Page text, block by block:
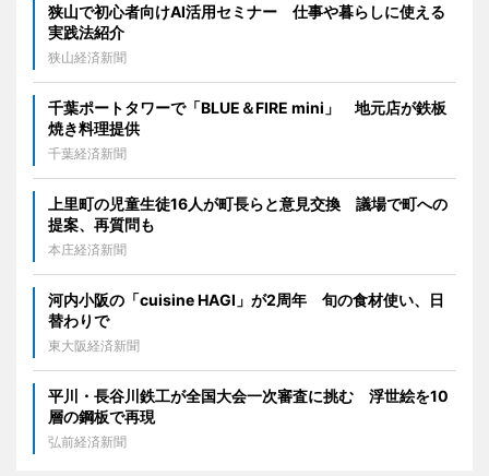
狭山で初心者向けAI活用セミナー 仕事や暮らしに使える
実践法紹介
狭山経済新聞
千葉ポートタワーで「BLUE＆FIRE mini」 地元店が鉄板
焼き料理提供
千葉経済新聞
上里町の児童生徒16人が町長らと意見交換 議場で町への
提案、再質問も
本庄経済新聞
河内小阪の「cuisine HAGI」が2周年 旬の食材使い、日
替わりで
東大阪経済新聞
平川・長谷川鉄工が全国大会一次審査に挑む 浮世絵を10
層の鋼板で再現
弘前経済新聞